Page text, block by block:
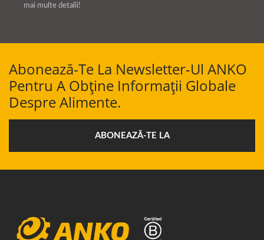
mai multe detalii!
Abonează-Te La Newsletter-Ul ANKO
Pentru A Obține Informații Globale
Despre Alimente.
ABONEAZĂ-TE LA